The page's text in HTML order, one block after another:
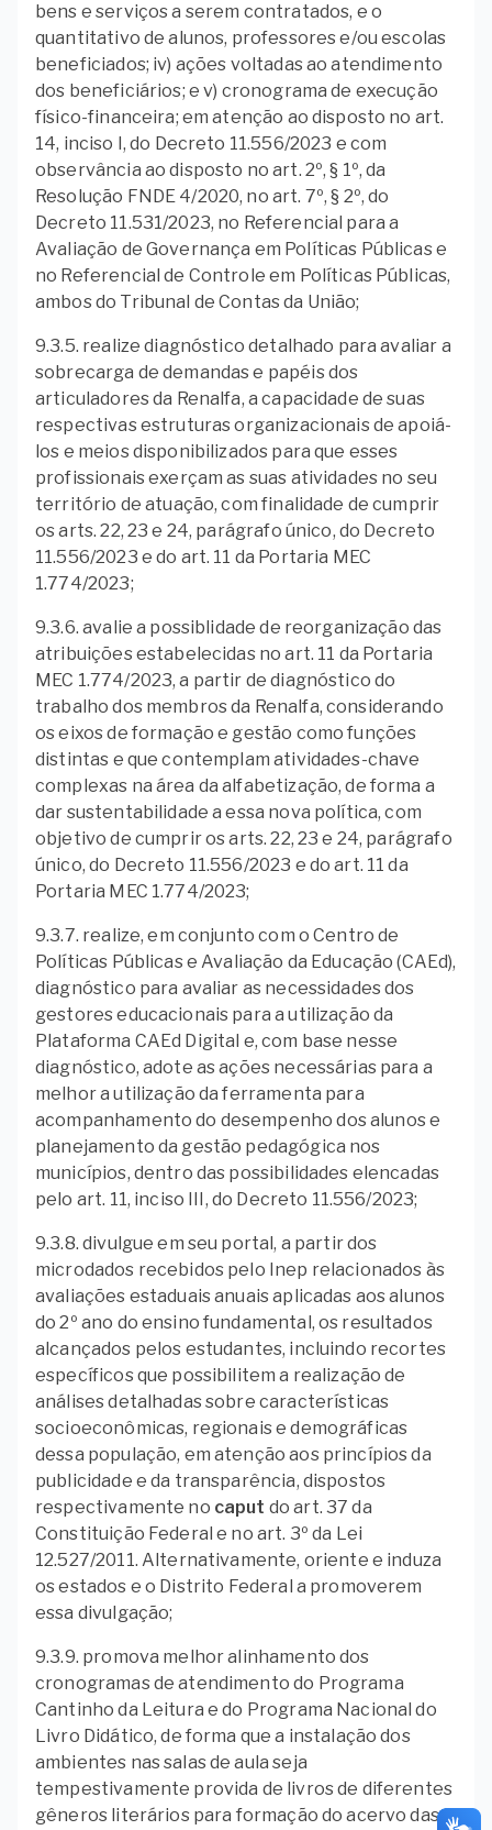
bens e serviços a serem contratados, e o
quantitativo de alunos, professores e/ou escolas
beneficiados; iv) ações voltadas ao atendimento
dos beneficiários; e v) cronograma de execução
físico-financeira; em atenção ao disposto no art.
14, inciso I, do Decreto 11.556/2023 e com
observância ao disposto no art. 2º, § 1º, da
Resolução FNDE 4/2020, no art. 7º, § 2º, do
Decreto 11.531/2023, no Referencial para a
Avaliação de Governança em Políticas Públicas e
no Referencial de Controle em Políticas Públicas,
ambos do Tribunal de Contas da União;
9.3.5. realize diagnóstico detalhado para avaliar a
sobrecarga de demandas e papéis dos
articuladores da Renalfa, a capacidade de suas
respectivas estruturas organizacionais de apoiá-
los e meios disponibilizados para que esses
profissionais exerçam as suas atividades no seu
território de atuação, com finalidade de cumprir
os arts. 22, 23 e 24, parágrafo único, do Decreto
11.556/2023 e do art. 11 da Portaria MEC
1.774/2023;
9.3.6. avalie a possiblidade de reorganização das
atribuições estabelecidas no art. 11 da Portaria
MEC 1.774/2023, a partir de diagnóstico do
trabalho dos membros da Renalfa, considerando
os eixos de formação e gestão como funções
distintas e que contemplam atividades-chave
complexas na área da alfabetização, de forma a
dar sustentabilidade a essa nova política, com
objetivo de cumprir os arts. 22, 23 e 24, parágrafo
único, do Decreto 11.556/2023 e do art. 11 da
Portaria MEC 1.774/2023;
9.3.7. realize, em conjunto com o Centro de
Políticas Públicas e Avaliação da Educação (CAEd),
diagnóstico para avaliar as necessidades dos
gestores educacionais para a utilização da
Plataforma CAEd Digital e, com base nesse
diagnóstico, adote as ações necessárias para a
melhor a utilização da ferramenta para
acompanhamento do desempenho dos alunos e
planejamento da gestão pedagógica nos
municípios, dentro das possibilidades elencadas
pelo art. 11, inciso III, do Decreto 11.556/2023;
9.3.8. divulgue em seu portal, a partir dos
microdados recebidos pelo Inep relacionados às
avaliações estaduais anuais aplicadas aos alunos
do 2º ano do ensino fundamental, os resultados
alcançados pelos estudantes, incluindo recortes
específicos que possibilitem a realização de
análises detalhadas sobre características
socioeconômicas, regionais e demográficas
dessa população, em atenção aos princípios da
publicidade e da transparência, dispostos
respectivamente no caput do art. 37 da
Constituição Federal e no art. 3º da Lei
12.527/2011. Alternativamente, oriente e induza
os estados e o Distrito Federal a promoverem
essa divulgação;
9.3.9. promova melhor alinhamento dos
cronogramas de atendimento do Programa
Cantinho da Leitura e do Programa Nacional do
Livro Didático, de forma que a instalação dos
ambientes nas salas de aula seja
tempestivamente provida de livros de diferentes
gêneros literários para formação do acervo das